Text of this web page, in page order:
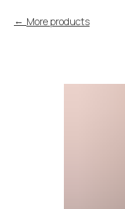
More products